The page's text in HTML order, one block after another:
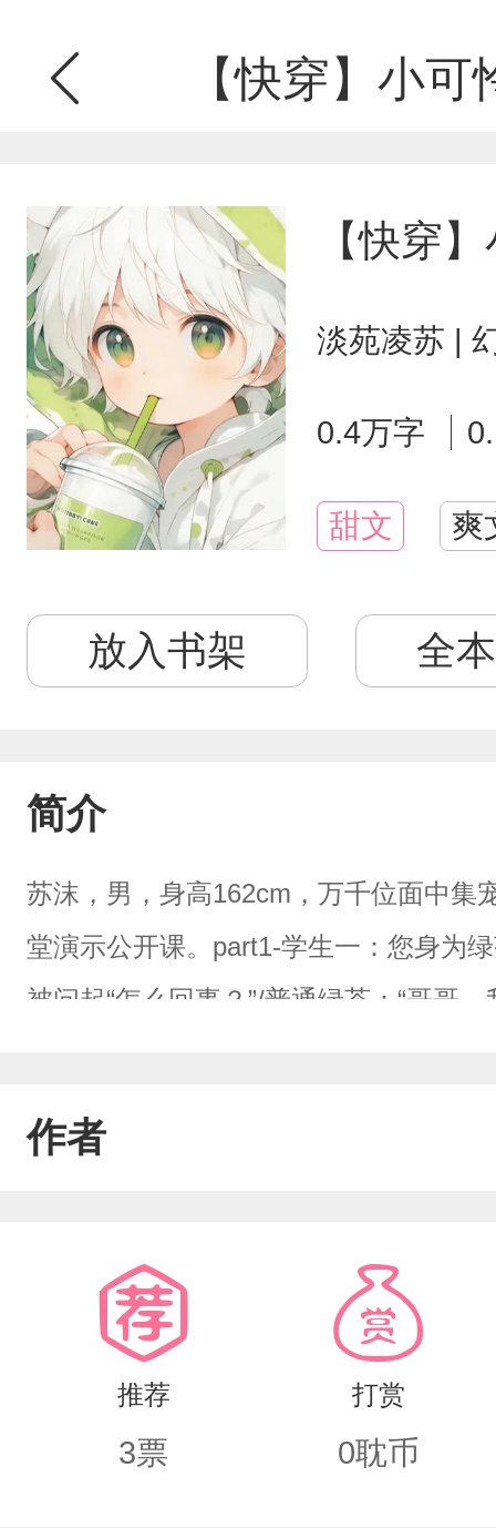
【快穿】小
【快穿
淡苑凌苏 |
0.4万字
甜文 爽
放入书架 全
简介
苏沫，男，身高162cm，万千位面中集
堂演示公开课。part1-学生一：您身为
被问起“怎么回事？”/普通绿茶：“哥
二：要怎样才能“可怜”到位，既不过度
娇过了，太装了沫儿：你回来了…太
们一样…（欲言又止）工作这么久，一
尾音）”学生：哇！！！位面预告：1.
作者
推荐
3票
打赏
0耽币